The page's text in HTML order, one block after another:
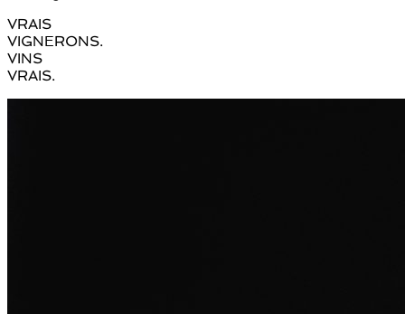
VRAIS
VIGNERONS.
VINS
VRAIS.